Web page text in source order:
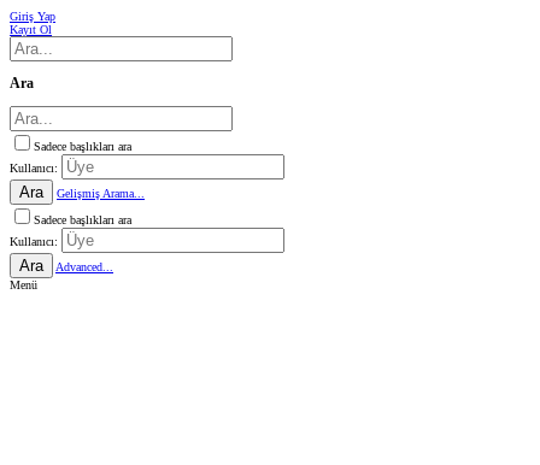
Giriş Yap
Kayıt Ol
Ara
Sadece başlıkları ara
Kullanıcı:
Ara
Gelişmiş Arama...
Sadece başlıkları ara
Kullanıcı:
Ara
Advanced...
Menü